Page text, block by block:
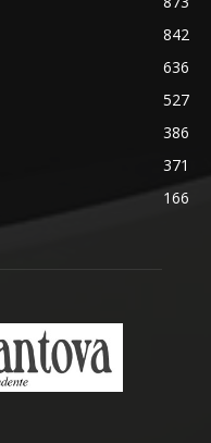
842
636
527
386
371
166